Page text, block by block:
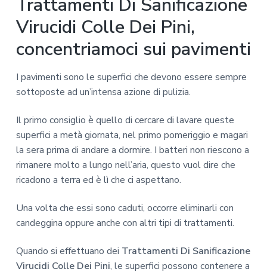
Trattamenti Di Sanificazione
Virucidi Colle Dei Pini,
concentriamoci sui pavimenti
I pavimenti sono le superfici che devono essere sempre
sottoposte ad un’intensa azione di pulizia.
Il primo consiglio è quello di cercare di lavare queste
superfici a metà giornata, nel primo pomeriggio e magari
la sera prima di andare a dormire. I batteri non riescono a
rimanere molto a lungo nell’aria, questo vuol dire che
ricadono a terra ed è lì che ci aspettano.
Una volta che essi sono caduti, occorre eliminarli con
candeggina oppure anche con altri tipi di trattamenti.
Quando si effettuano dei Trattamenti Di Sanificazione
Virucidi Colle Dei Pini, le superfici possono contenere a